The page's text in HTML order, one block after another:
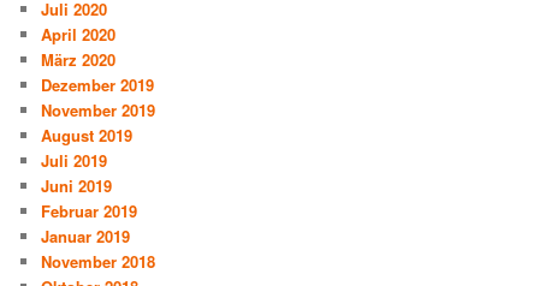
Juli 2020
April 2020
März 2020
Dezember 2019
November 2019
August 2019
Juli 2019
Juni 2019
Februar 2019
Januar 2019
November 2018